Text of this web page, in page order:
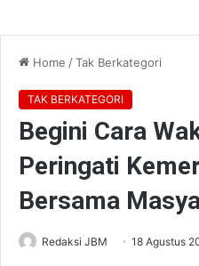
Home /Tak Berkategori
TAK BERKATEGORI
Begini Cara
Peringati
Bersama
Redaksi JBM 18 Agustus